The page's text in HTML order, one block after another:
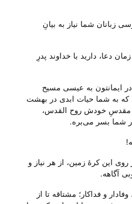
زبانان شما نیاز به بیانِ
دعا، دارید با خداوند پدرِ
ایمانتون به عیسی مسیح
که به شما حیات ابدی در بهشت
مقدسِ خودش روح القدس،
شما بسر می‌‌بره.
این کرهٔ زمین، از هر نیاز و
آگاهه.
و فداکار؛ مشتاقه تا از